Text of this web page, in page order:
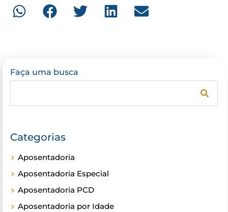
Faça uma busca
Categorias
Aposentadoria
Aposentadoria Especial
Aposentadoria PCD
Aposentadoria por Idade